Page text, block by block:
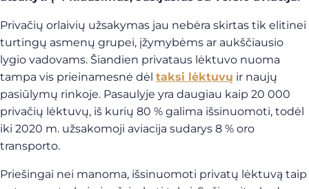
Privačių orlaivių užsakymas jau nebėra skirtas tik elitinei
turtingų asmenų grupei, įžymybėms ar aukščiausio
lygio vadovams. Šiandien privataus lėktuvo nuoma
tampa vis prieinamesnė dėl taksi lėktuvų ir naujų
pasiūlymų rinkoje. Pasaulyje yra daugiau kaip 20 000
privačių lėktuvų, iš kurių 80 % galima išsinuomoti, todėl
iki 2020 m. užsakomoji aviacija sudarys 8 % oro
transporto.
Priešingai nei manoma, išsinuomoti privatų lėktuvą taip